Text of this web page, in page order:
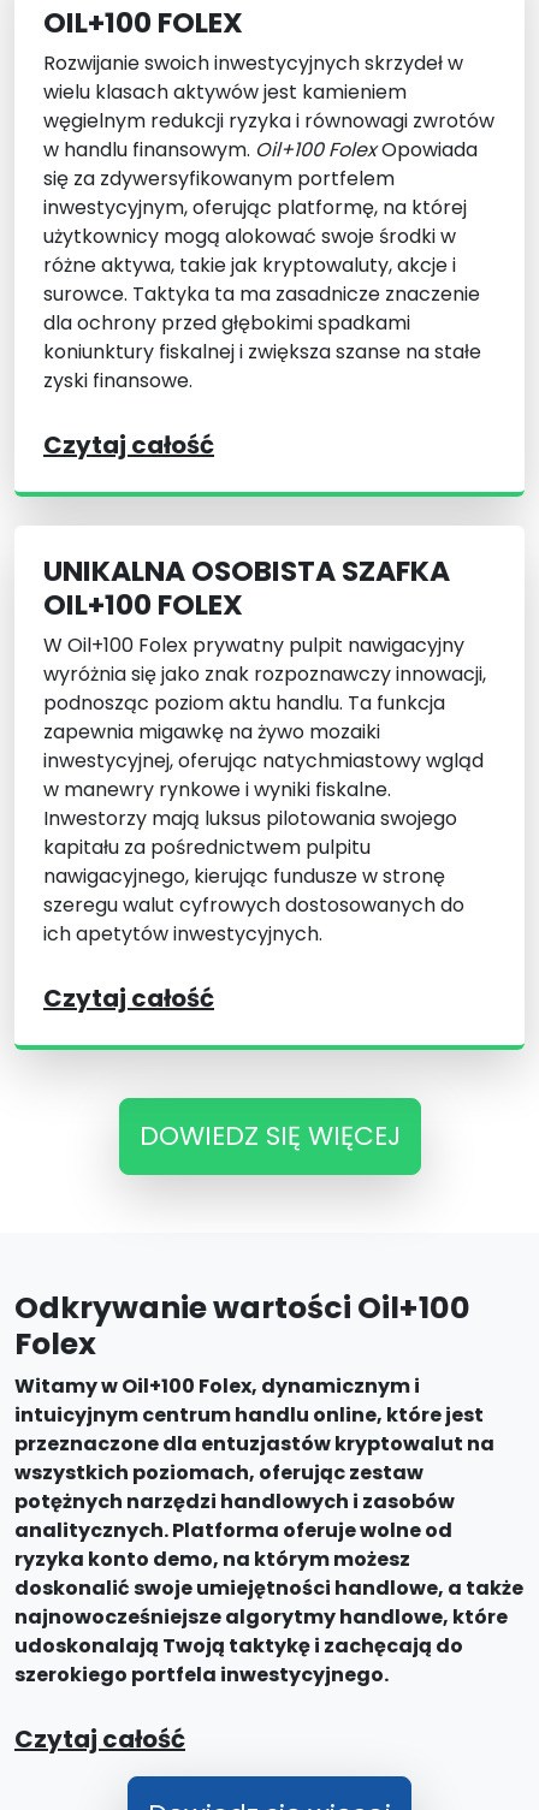
OIL+100 FOLEX
Rozwijanie swoich inwestycyjnych skrzydeł w
wielu klasach aktywów jest kamieniem
węgielnym redukcji ryzyka i równowagi zwrotów
w handlu finansowym. Oil+100 FolexOpowiada
się za zdywersyfikowanym portfelem
inwestycyjnym, oferując platformę, na której
użytkownicy mogą alokować swoje środki w
różne aktywa, takie jak kryptowaluty, akcje i
surowce. Taktyka ta ma zasadnicze znaczenie
dla ochrony przed głębokimi spadkami
koniunktury fiskalnej i zwiększa szanse na stałe
zyski finansowe.
Czytaj całość
UNIKALNA OSOBISTA SZAFKA
OIL+100 FOLEX
W Oil+100 Folex prywatny pulpit nawigacyjny
wyróżnia się jako znak rozpoznawczy innowacji,
podnosząc poziom aktu handlu. Ta funkcja
zapewnia migawkę na żywo mozaiki
inwestycyjnej, oferując natychmiastowy wgląd
w manewry rynkowe i wyniki fiskalne.
Inwestorzy mają luksus pilotowania swojego
kapitału za pośrednictwem pulpitu
nawigacyjnego, kierując fundusze w stronę
szeregu walut cyfrowych dostosowanych do
ich apetytów inwestycyjnych.
Czytaj całość
DOWIEDZ SIĘ WIĘCEJ
Odkrywanie wartości Oil+100
Folex
Witamy w Oil+100 Folex, dynamicznym i
intuicyjnym centrum handlu online, które jest
przeznaczone dla entuzjastów kryptowalut na
wszystkich poziomach, oferując zestaw
potężnych narzędzi handlowych i zasobów
analitycznych. Platforma oferuje wolne od
ryzyka konto demo, na którym możesz
doskonalić swoje umiejętności handlowe, a także
najnowocześniejsze algorytmy handlowe, które
udoskonalają Twoją taktykę i zachęcają do
szerokiego portfela inwestycyjnego.
Czytaj całość